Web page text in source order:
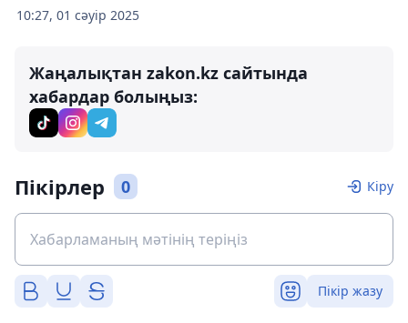
10:27, 01 сәуір 2025
Жаңалықтан zakon.kz сайтында
хабардар болыңыз:
Пікірлер 0 Кіру
Пікір жазу